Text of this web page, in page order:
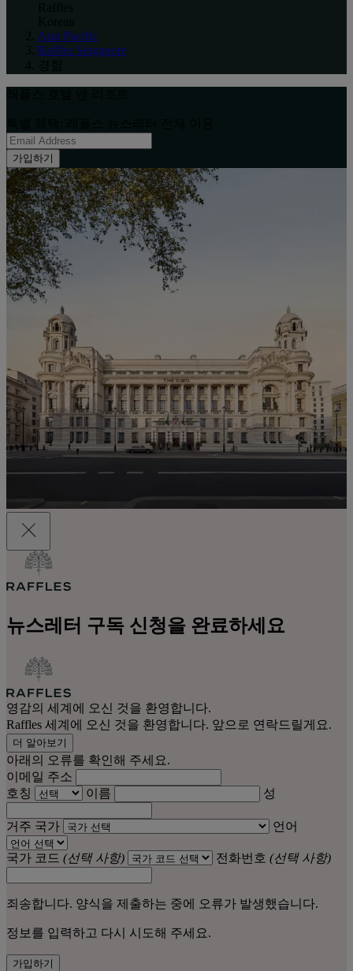
Asia Pacific
Raffles Singapore
가입하기
뉴스레터 구독 신청을 완료하세요
영감의 세계에 오신 것을 환영합니다.
Raffles 세계에 오신 것을 환영합니다. 앞으로 연락드릴게요.
더 알아보기
아래의 오류를 확인해 주세요.
이메일 주소
호칭
이름 성
거주 국가 언어
국가 코드 (선택 사항) 전화번호 (선택 사항)
죄송합니다. 양식을 제출하는 중에 오류가 발생했습니다.
정보를 입력하고 다시 시도해 주세요.
가입하기